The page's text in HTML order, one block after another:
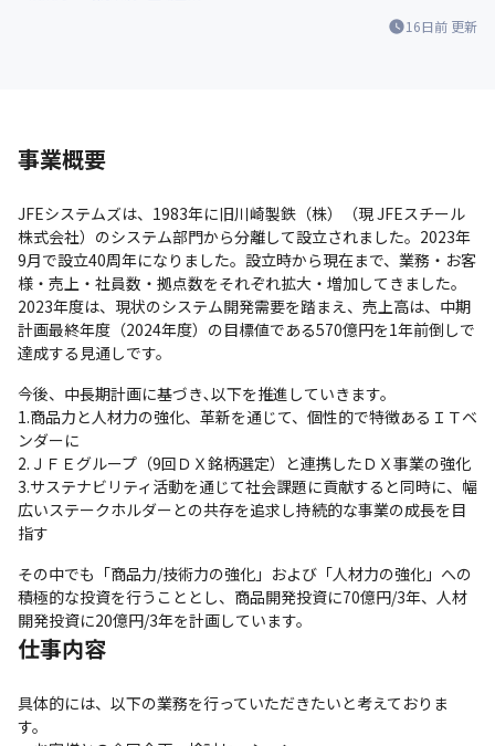
16日前 更新
事業概要
JFEシステムズは、1983年に旧川崎製鉄（株）（現 JFEスチール
株式会社）のシステム部門から分離して設立されました。2023年
9月で設立40周年になりました。設立時から現在まで、業務・お客
様・売上・社員数・拠点数をそれぞれ拡大・増加してきました。
2023年度は、現状のシステム開発需要を踏まえ、売上高は、中期
計画最終年度（2024年度）の目標値である570億円を1年前倒しで
達成する見通しです。
今後、中長期計画に基づき､以下を推進していきます。
1.商品力と人材力の強化、革新を通じて、個性的で特徴あるＩＴベ
ンダーに
2.ＪＦＥグループ（9回ＤＸ銘柄選定）と連携したＤＸ事業の強化
3.サステナビリティ活動を通じて社会課題に貢献すると同時に、幅
広いステークホルダーとの共存を追求し持続的な事業の成長を目
指す
その中でも「商品力/技術力の強化」および「人材力の強化」への
積極的な投資を行うこととし、商品開発投資に70億円/3年、人材
開発投資に20億円/3年を計画しています。
仕事内容
具体的には、以下の業務を行っていただきたいと考えておりま
す。